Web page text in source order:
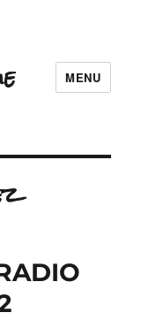
MENU